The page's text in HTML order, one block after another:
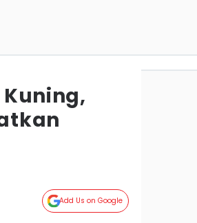
Add Us on Google